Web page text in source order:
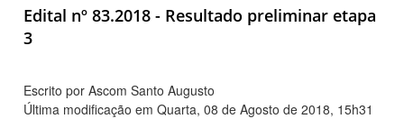
Edital nº 83.2018 - Resultado preliminar etapa
3
Escrito por Ascom Santo Augusto
Última modificação em Quarta, 08 de Agosto de 2018, 15h31